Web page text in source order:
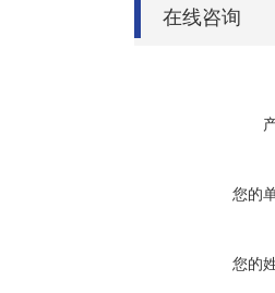
在线咨询
您的
您的